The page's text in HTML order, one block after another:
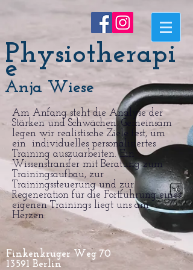
Physiotherapi
e
Anja Wiese
Am Anfang steht die Analyse der
Stärken und Schwächen. Gemeinsam
legen wir realistische Ziele fest, um
ein individuelles personalisiertes
Training auszuarbeiten. Ein
Wissenstransfer mit Beratung zum
Trainingsaufbau, zur
Trainingssteuerung und zur
Regeneration für die Fortführung eines
eigenen Trainings liegt uns am
Herzen.
Finkenkruger Weg 70
13591 Berlin